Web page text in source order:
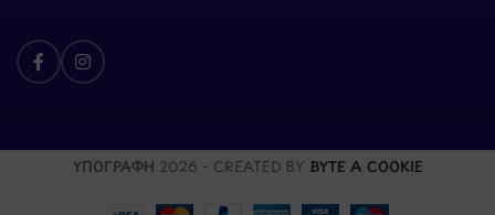
ΥΠΟΓΡΑΦΗ 2026 - CREATED BY BYTE A COOKIE